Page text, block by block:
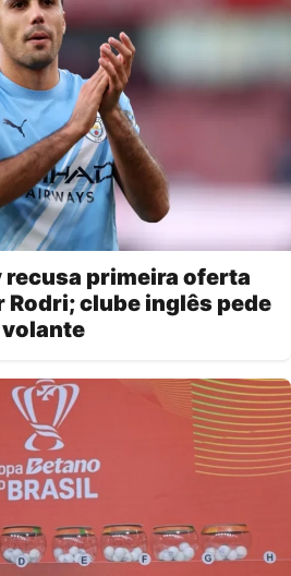
primeira oferta
Rodri; clube inglês pede